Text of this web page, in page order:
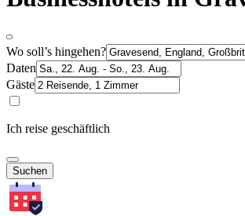
Wo soll’s hingehen?
Daten
Gäste
Ich reise geschäftlich
Suchen